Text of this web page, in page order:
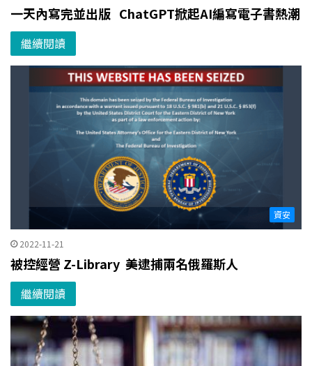
一天內寫完並出版 ChatGPT掀起AI編寫電子書熱潮
繼續閱讀
資安
2022-11-21
被控經營 Z-Library 美逮捕兩名俄羅斯人
繼續閱讀